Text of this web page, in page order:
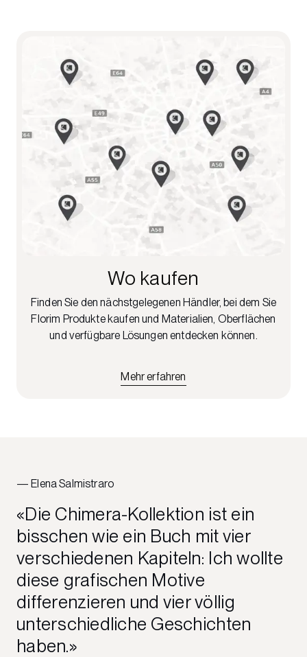
Wo kaufen
Finden Sie den nächstgelegenen Händler, bei dem Sie
Florim Produkte kaufen und Materialien, Oberflächen
und verfügbare Lösungen entdecken können.
Mehr erfahren
Elena Salmistraro
Die Chimera-Kollektion ist ein
bisschen wie ein Buch mit vier
verschiedenen Kapiteln: Ich wollte
diese grafischen Motive
differenzieren und vier völlig
unterschiedliche Geschichten
haben.